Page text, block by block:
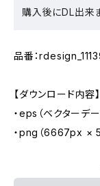
購入後にDL出来
品番：
【ダウンロード内容】
・eps（ベクターデー
・png（6667px ×